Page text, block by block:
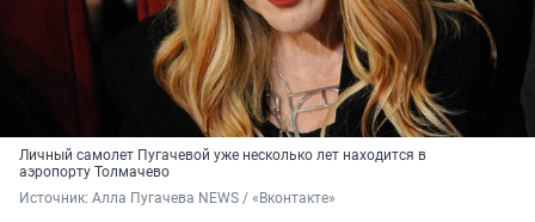
Личный самолет Пугачевой уже несколько лет находится в
аэропорту Толмачево
Источник: Алла Пугачева NEWS / «Вконтакте»